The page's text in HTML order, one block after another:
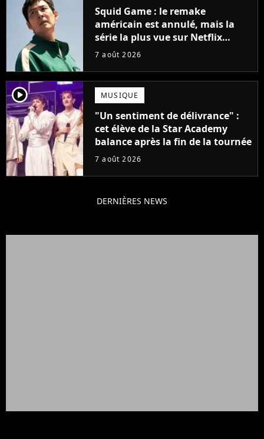
Squid Game : le remake
américain est annulé, mais la
série la plus vue sur Netflix
pourrait avoir une version
7 août 2026
player2 MUSIQUE
"Un sentiment de délivrance" :
cet élève de la Star Academy
balance après la fin de la tournée
7 août 2026
DERNIÈRES NEWS